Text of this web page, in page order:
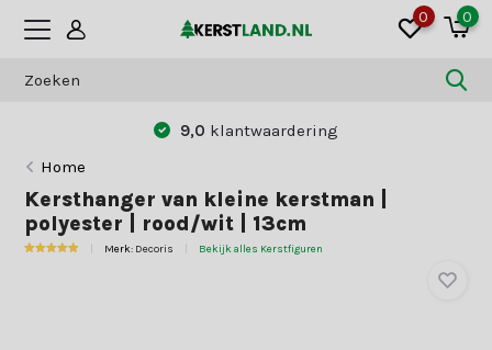
0 0
9,0 klantwaardering
Home
Kersthanger van kleine kerstman |
polyester | rood/wit | 13cm
Merk: Decoris Bekijk alles Kerstfiguren